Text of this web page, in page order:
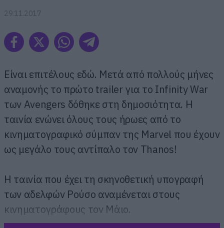
29.11.2017
Είναι επιτέλους εδώ. Μετά από πολλούς μήνες
αναμονής το πρώτο trailer για το Infinity War
των Avengers δόθηκε στη δημοσιότητα. Η
ταινία ενώνει όλους τους ήρωες από το
κινηματογραφικό σύμπαν της Marvel που έχουν
ως μεγάλο τους αντίπαλο τον Thanos!
Η ταινία που έχει τη σκηνοθετική υπογραφή
των αδελφών Ρούσο αναμένεται στους
κινηματογράφους τον Μάιο.